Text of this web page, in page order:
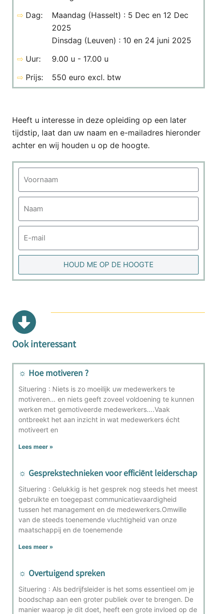
⇨ Dag:
Maandag (Hasselt) : 5 Dec en 12 Dec
2025
Dinsdag (Leuven) : 10 en 24 juni 2025
⇨ Uur:
9.00 u - 17.00 u
⇨ Prijs: 550 euro excl. btw
Heeft u interesse in deze opleiding op een later
tijdstip, laat dan uw naam en e-mailadres hieronder
achter en wij houden u op de hoogte.
HOUD ME OP DE HOOGTE
Ook interessant
☼ Hoe motiveren ?
Situering : Niets is zo moeilijk uw medewerkers te
motiveren… en niets geeft zoveel voldoening te kunnen
werken met gemotiveerde medewerkers….Vaak
ontbreekt het aan inzicht in wat medewerkers écht
motiveert en
Lees meer »
☼ Gesprekstechnieken voor efficiënt leiderschap
Situering : Gelukkig is het gesprek nog steeds het meest
gebruikte en toegepast communicatievaardigheid
tussen het management en de medewerkers.Omwille
van de steeds toenemende vluchtigheid van onze
maatschappij en de toenemende
Lees meer »
☼ Overtuigend spreken
Situering : Als bedrijfsleider is het soms essentieel om je
boodschap aan een groter publiek over te brengen. De
manier waarop je dit doet, heeft een grote invloed op de